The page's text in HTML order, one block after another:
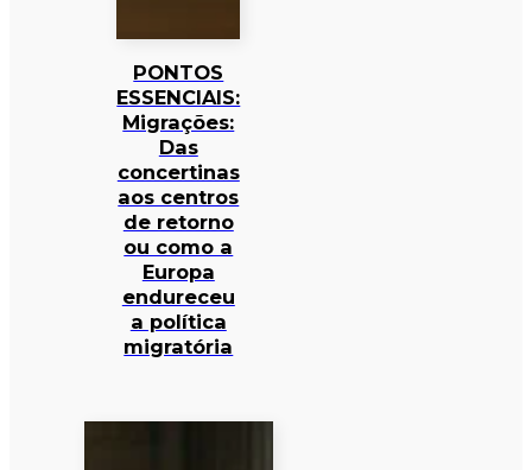
PONTOS
ESSENCIAIS:
Migrações:
Das
concertinas
aos centros
de retorno
ou como a
Europa
endureceu
a política
migratória